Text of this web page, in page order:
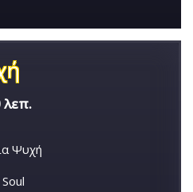
λεπ.
Ψυχή